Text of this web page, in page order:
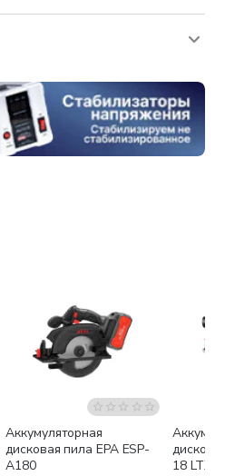
Бесплатная доставка
Аккумуляторная
дисковая пила EPA ESP-
A180
18 LTX